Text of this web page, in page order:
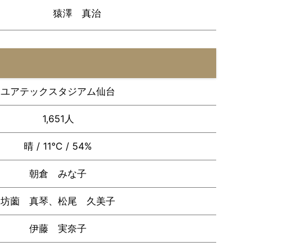
猿澤 真治
ユアテックスタジアム仙台
1,651人
晴 / 11℃ / 54%
朝倉 みな子
坊薗 真琴、松尾 久美子
伊藤 実奈子